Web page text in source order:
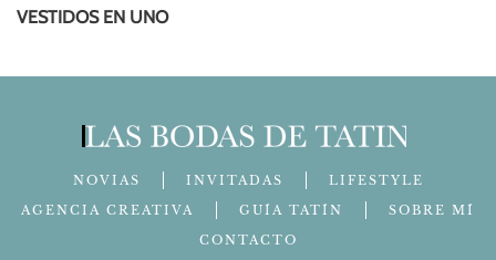
VESTIDOS EN UNO
NOVIAS INVITADAS
LIFESTYLE
AGENCIA CREATIVA
GUÍA TATÍN
SOBRE MÍ
CONTACTO